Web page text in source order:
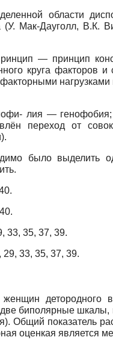
области
Мак-Дауголл, В.К.
— принцип
круга факторов
лия —
переход от
было выделить
33, 35, 37, 39.
33, 35, 37, 39.
детородного
биполярные
Общий показатель
оценкая является